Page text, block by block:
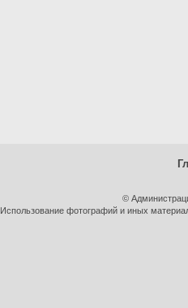
©
Использование фотографий и иных